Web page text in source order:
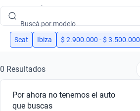
Buscá por versión
Buscá por marca
Buscá por modelo
Seat Ibiza $ 2.900.000 - $ 3.500.000
0 Resultados
Por ahora no tenemos el auto
que buscas